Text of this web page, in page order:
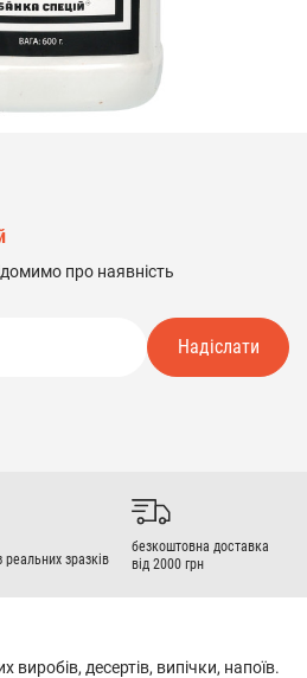
про наявність
Надіслати
реальних зразків
безкоштовна доставка
від 2000 грн
виробів, десертів, випічки, напоїв.